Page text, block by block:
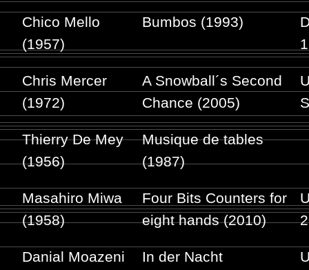
Chico Mello
(1957)
Bumbos (1993)
Chris Mercer
(1972)
A Snowball´s Second
Chance (2005)
Thierry De Mey
(1956)
Musique de tables
(1987)
Masahiro Miwa
(1958)
Four Bits Counters for
eight hands (2010)
Danial Moazeni
In der Nacht